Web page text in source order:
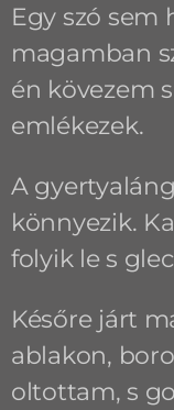
Egy szó sem
magamban
én kövezem
emlékezek.
A
könnyezik.
folyik le s
Későre járt
ablakon,
oltottam, s